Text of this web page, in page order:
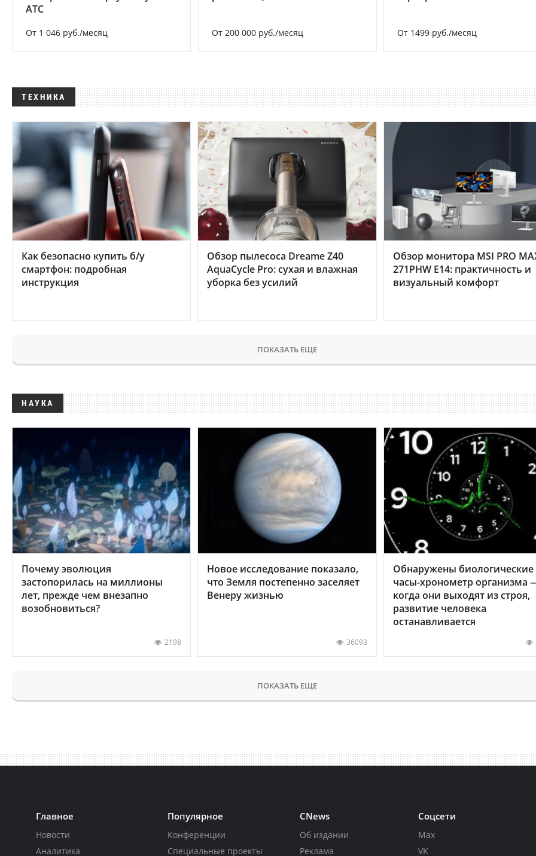
АТС
От 1 046 руб./месяц От 200 000 руб./месяц От 1499 руб./месяц
ТЕХНИКА
Как безопасно купить б/у
смартфон: подробная
инструкция
Обзор пылесоса Dreame Z40
AquaCycle Pro: сухая и влажная
уборка без усилий
Обзор монитора MSI PRO
271PHW E14: практичность и
визуальный комфорт
ПОКАЗАТЬ ЕЩЕ
НАУКА
Почему эволюция
застопорилась на миллионы
лет, прежде чем внезапно
возобновиться?
2198
Новое исследование показало,
что Земля постепенно заселяет
Венеру жизнью
36093
Обнаружены биологические
часы-хронометр организма
когда они выходят из строя,
развитие человека
останавливается
ПОКАЗАТЬ ЕЩЕ
Главное
Новости
Аналитика
Популярное
Конференции
Специальные проекты
CNews
Об издании
Реклама
Соцсети
Max
VK